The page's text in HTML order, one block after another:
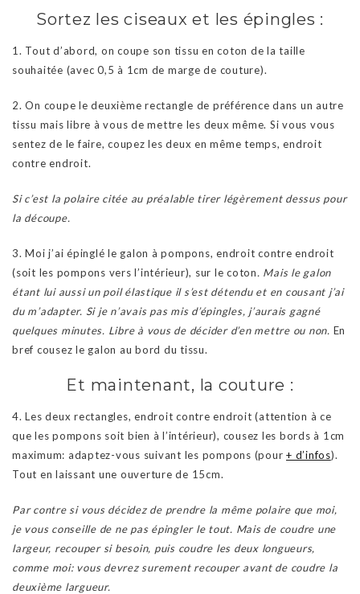
Sortez les ciseaux et les épingles :
1. Tout d’abord, on coupe son tissu en coton de la taille
souhaitée (avec 0,5 à 1cm de marge de couture).
2. On coupe le deuxième rectangle de préférence dans un autre
tissu mais libre à vous de mettre les deux même. Si vous vous
sentez de le faire, coupez les deux en même temps, endroit
contre endroit.
Si c’est la polaire citée au préalable tirer légèrement dessus pour
la découpe.
3. Moi j’ai épinglé le galon à pompons, endroit contre endroit
(soit les pompons vers l’intérieur), sur le coton. Mais le galon
étant lui aussi un poil élastique il s’est détendu et en cousant j’ai
du m’adapter. Si je n’avais pas mis d’épingles, j’aurais gagné
quelques minutes. Libre à vous de décider d’en mettre ou non. En
bref cousez le galon au bord du tissu.
Et maintenant, la couture :
4. Les deux rectangles, endroit contre endroit (attention à ce
que les pompons soit bien à l’intérieur), cousez les bords à 1cm
maximum: adaptez-vous suivant les pompons (pour + d’infos).
Tout en laissant une ouverture de 15cm.
Par contre si vous décidez de prendre la même polaire que moi,
je vous conseille de ne pas épingler le tout. Mais de coudre une
largeur, recouper si besoin, puis coudre les deux longueurs,
comme moi: vous devrez surement recouper avant de coudre la
deuxième largueur.